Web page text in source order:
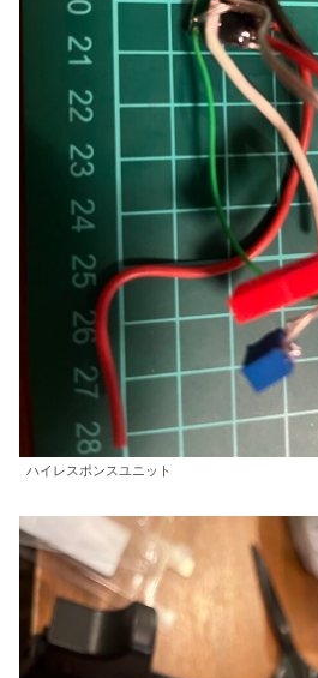
ハイレスポンスユニット